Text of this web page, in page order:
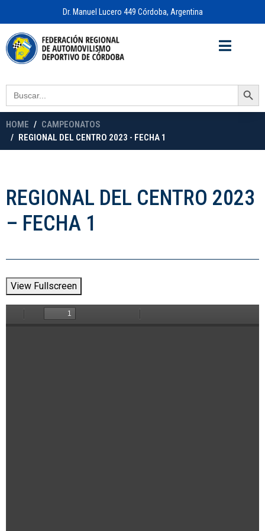
Dr. Manuel Lucero 449 Córdoba, Argentina
Search
for:
Search Button
HOME
CAMPEONATOS
REGIONAL DEL CENTRO 2023 - FECHA 1
REGIONAL DEL CENTRO 2023
– FECHA 1
View Fullscreen